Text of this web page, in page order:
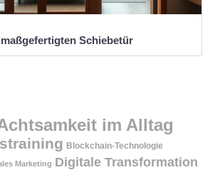
Schiebetür
im Alltag
Blockchain-Technologie
Marketing Digitale Transformation